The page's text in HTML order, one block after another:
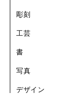
彫刻
工芸
書
写真
デザイン